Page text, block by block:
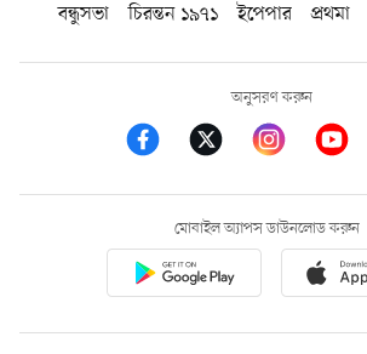
বন্ধুসভা
চিরন্তন ১৯৭১ ইপেপার প্রথমা
অনুসরণ করুন
মোবাইল অ্যাপস ডাউনলোড করুন